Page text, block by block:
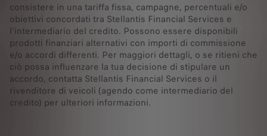
consistere in una tariffa fissa, campagne, percentuali e/o
obiettivi concordati tra Stellantis Financial Services e
l’intermediario del credito. Possono essere disponibili
prodotti finanziari alternativi con importi di commissione
e/o accordi differenti. Per maggiori dettagli, o se ritieni che
ciò possa influenzare la tua decisione di stipulare un
accordo, contatta Stellantis Financial Services o il
rivenditore di veicoli (agendo come intermediario del
credito) per ulteriori informazioni.